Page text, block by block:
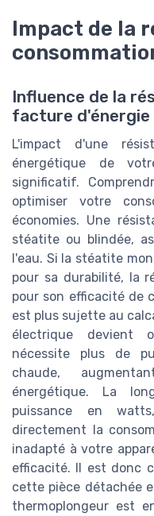
Impact de la
Influence de la
facture d'énergie
L'impact d'une
énergétique de
significatif.
optimiser votre
économies. Une
stéatite ou blindée,
l'eau. Si la stéatite
pour sa durabilité, la
pour son efficacité de
est plus sujette au
électrique devient
nécessite plus de
chaude,
énergétique. La
puissance en
directement la
inadapté à votre
efficacité. Il est donc
cette pièce détachée
thermoplongeur est